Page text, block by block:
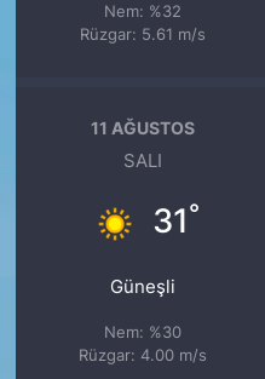
Nem: %32
Rüzgar: 5.61 m/s
11 AĞUSTOS
SALI
31°
Güneşli
Nem: %30
Rüzgar: 4.00 m/s